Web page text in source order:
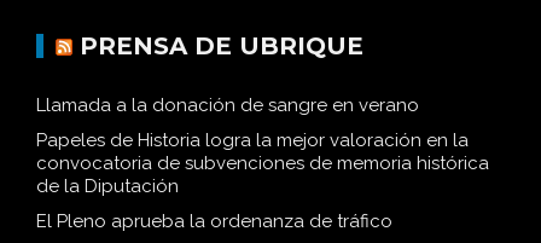
PRENSA DE UBRIQUE
Llamada a la donación de sangre en verano
Papeles de Historia logra la mejor valoración en la
convocatoria de subvenciones de memoria histórica
de la Diputación
El Pleno aprueba la ordenanza de tráfico